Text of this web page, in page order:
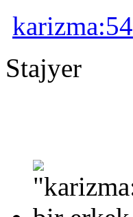
karizma:54
Stajyer